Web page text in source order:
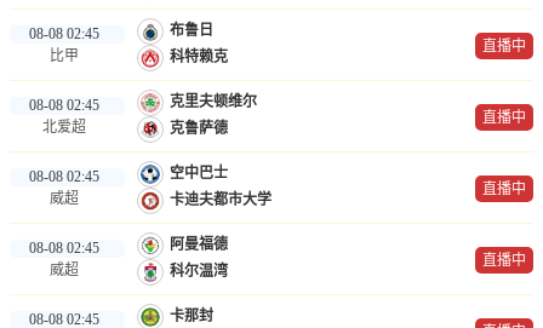
08-08 02:45
比甲
布鲁日
科特赖克
直播中
08-08 02:45
北爱超
克里夫顿维尔
克鲁萨德
直播中
08-08 02:45
威超
空中巴士
卡迪夫都市大学
直播中
08-08 02:45
威超
阿曼福德
科尔温湾
直播中
08-08 02:45
卡那封